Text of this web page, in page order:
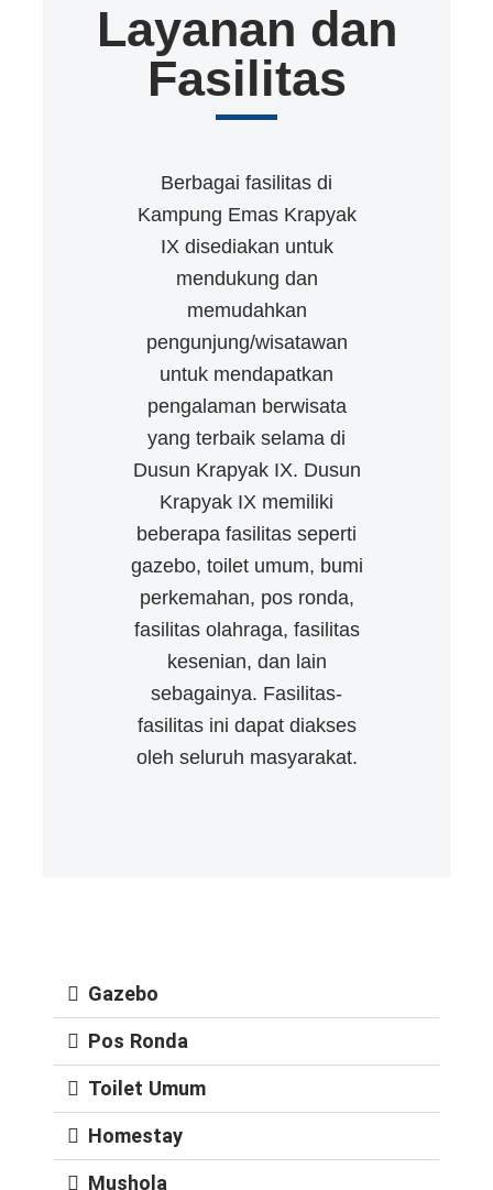
Layanan dan
Fasilitas
Berbagai fasilitas di
Kampung Emas Krapyak
IX disediakan untuk
mendukung dan
memudahkan
pengunjung/wisatawan
untuk mendapatkan
pengalaman berwisata
yang terbaik selama di
Dusun Krapyak IX. Dusun
Krapyak IX memiliki
beberapa fasilitas seperti
gazebo, toilet umum, bumi
perkemahan, pos ronda,
fasilitas olahraga, fasilitas
kesenian, dan lain
sebagainya. Fasilitas-
fasilitas ini dapat diakses
oleh seluruh masyarakat.
Gazebo
Pos Ronda
Toilet Umum
Homestay
Mushola